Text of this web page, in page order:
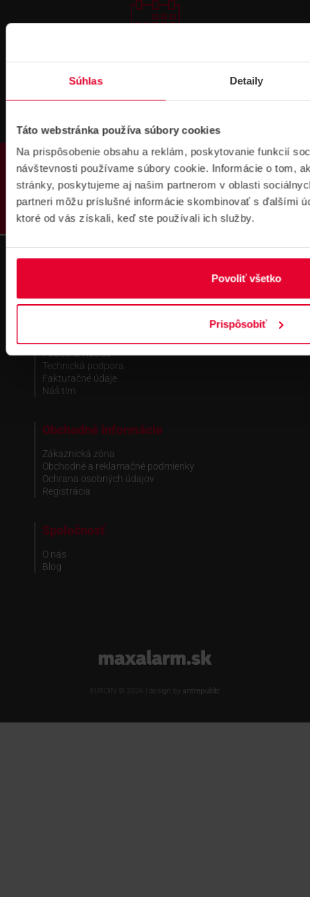
Súhlas Detaily
Táto webstránka používa súbory cookies
Na prispôsobenie obsahu a reklám, poskytovanie funkcií
návštevnosti používame súbory cookie. Informácie o tom,
stránky, poskytujeme aj našim partnerom v oblasti
partneri môžu príslušné informácie skombinovať s ďalšími
ktoré od vás získali, keď ste používali ich služby.
Povoliť všetko
Prispôsobiť
PRODUKTY
na školenie
Fakturačné údaje
IČO: 36340804 | DIČ: 2021919658
Kontakt
Pobočka Dubnica nad Váhom
Pobočka Košice
Technická podpora
Fakturačné údaje
Náš tím
Obchodné informácie
Zákaznická zóna
Obchodné a reklamačné podmienky
Ochrana osobných údajov
Registrácia
Spoločnosť
O nás
Blog
www.maxalarm.sk
EUROIN © 2026 | design by antrepublic